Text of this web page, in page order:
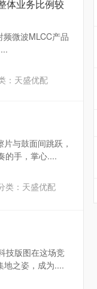
体业务比例较
微波MLCC产品
： 天盛优配
与鼓面间跳跃，
的手，掌心....
类： 天盛优配
技版图在这场竞
地之姿，成为....